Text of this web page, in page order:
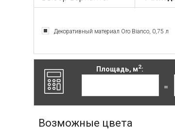
Декоративный материал Oro Bianco, 0,75 л
Площадь, м2:
=
Возможные цвета